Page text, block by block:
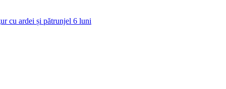
cu ardei și pătrunjel 6 luni